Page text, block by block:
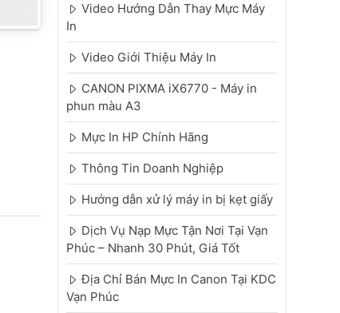
Video Hướng Dẫn Thay Mực Máy
In
Video Giới Thiệu Máy In
CANON PIXMA iX6770 - Máy in
phun màu A3
Mực In HP Chính Hãng
Thông Tin Doanh Nghiệp
Hướng dẫn xử lý máy in bị kẹt giấy
Dịch Vụ Nạp Mực Tận Nơi Tại Vạn
Phúc – Nhanh 30 Phút, Giá Tốt
Địa Chỉ Bán Mực In Canon Tại KDC
Vạn Phúc